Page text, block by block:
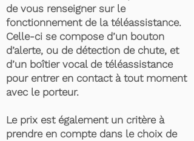
de vous renseigner sur le
fonctionnement de la téléassistance.
Celle-ci se compose d’un bouton
d’alerte, ou de détection de chute, et
d’un boîtier vocal de téléassistance
pour entrer en contact à tout moment
avec le porteur.
Le prix est également un critère à
prendre en compte dans le choix de